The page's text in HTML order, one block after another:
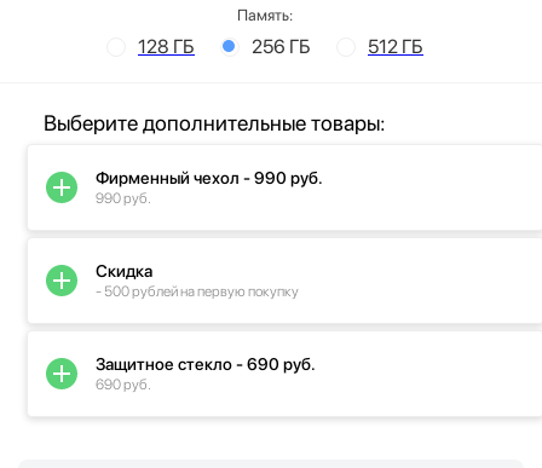
Память:
128 ГБ 256 ГБ 512 ГБ
Выберите дополнительные товары:
Фирменный чехол - 990 руб.
990 руб.
Скидка
- 500 рублей на первую покупку
Защитное стекло - 690 руб.
690 руб.